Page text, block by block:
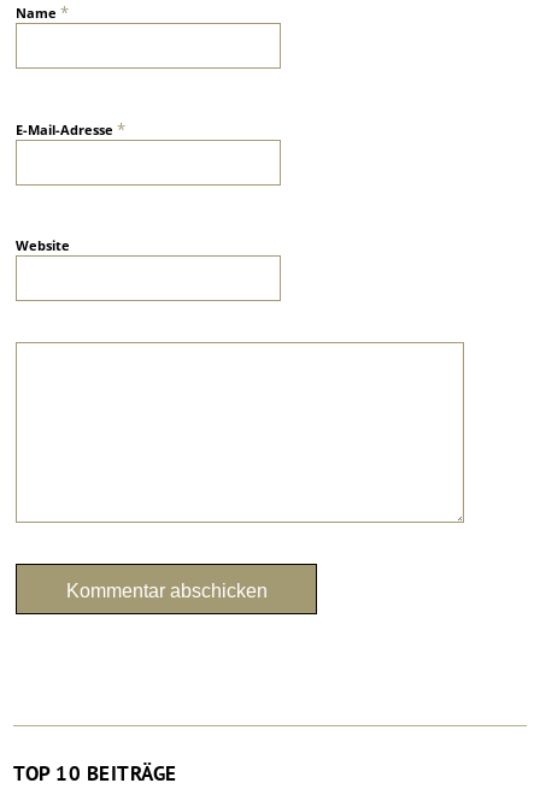
Name*
E-Mail-Adresse*
Website
TOP 10 BEITRÄGE